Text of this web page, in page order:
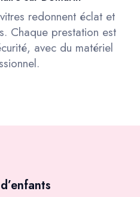
redonnent éclat et
Chaque prestation est
avec du matériel